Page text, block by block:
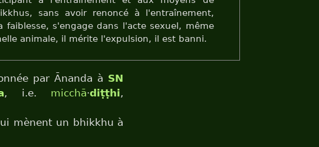
sans avoir renoncé à l'entraînement,
faiblesse, s'engage dans l'acte sexuel, même
animale, il mérite l'expulsion, il est banni.
par Ānanda à SN
, i.e. micchā·diṭṭhi,
mènent un bhikkhu à